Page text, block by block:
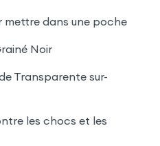
mettre dans une poche
Noir
Transparente sur-
les chocs et les